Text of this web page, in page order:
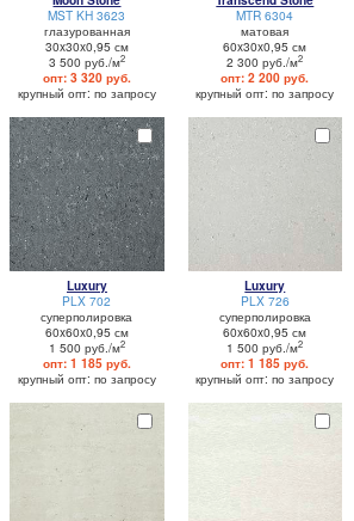
MST KH 3623
глазурованная
30x30x0,95 см
3 500 руб./м2
опт: 3 320 руб.
крупный опт: по запросу
MTR 6304
матовая
60x30x0,95 см
2 300 руб./м2
опт: 2 200 руб.
крупный опт: по запросу
Luxury
PLX 702
суперполировка
60x60x0,95 см
1 500 руб./м2
опт: 1 185 руб.
крупный опт: по запросу
Luxury
PLX 726
суперполировка
60x60x0,95 см
1 500 руб./м2
опт: 1 185 руб.
крупный опт: по запросу